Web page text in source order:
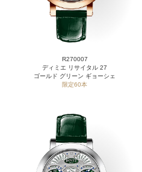
R270007
ディミエ リサイタル 27
ゴールド グリーン ギョーシェ
限定60本